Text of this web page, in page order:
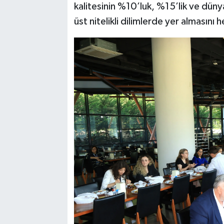
kalitesinin %10’luk, %15’lik ve
üst nitelikli dilimlerde yer almasını